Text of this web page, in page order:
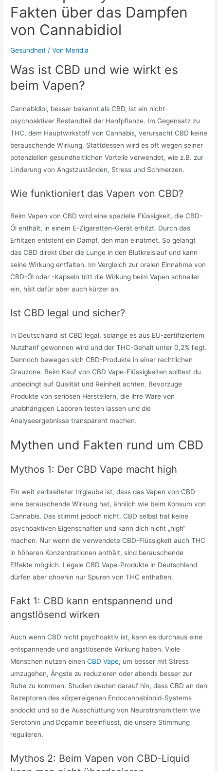
Fakten über das Dampfen
von Cannabidiol
Gesundheit / Von Meridia
Was ist CBD und wie wirkt es
beim Vapen?
Cannabidiol, besser bekannt als CBD, ist ein nicht-
psychoaktiver Bestandteil der Hanfpflanze. Im Gegensatz zu
THC, dem Hauptwirkstoff von Cannabis, verursacht CBD keine
berauschende Wirkung. Stattdessen wird es oft wegen seiner
potenziellen gesundheitlichen Vorteile verwendet, wie z.B. zur
Linderung von Angstzuständen, Stress und Schmerzen.
Wie funktioniert das Vapen von CBD?
Beim Vapen von CBD wird eine spezielle Flüssigkeit, die CBD-
Öl enthält, in einem E-Zigaretten-Gerät erhitzt. Durch das
Erhitzen entsteht ein Dampf, den man einatmet. So gelangt
das CBD direkt über die Lunge in den Blutkreislauf und kann
seine Wirkung entfalten. Im Vergleich zur oralen Einnahme von
CBD-Öl oder -Kapseln tritt die Wirkung beim Vapen schneller
ein, hält dafür aber auch kürzer an.
Ist CBD legal und sicher?
In Deutschland ist CBD legal, solange es aus EU-zertifiziertem
Nutzhanf gewonnen wird und der THC-Gehalt unter 0,2% liegt.
Dennoch bewegen sich CBD-Produkte in einer rechtlichen
Grauzone. Beim Kauf von CBD Vape-Flüssigkeiten solltest du
unbedingt auf Qualität und Reinheit achten. Bevorzuge
Produkte von seriösen Herstellern, die ihre Ware von
unabhängigen Laboren testen lassen und die
Analyseergebnisse transparent machen.
Mythen und Fakten rund um CBD
Mythos 1: Der CBD Vape macht high
Ein weit verbreiteter Irrglaube ist, dass das Vapen von CBD
eine berauschende Wirkung hat, ähnlich wie beim Konsum von
Cannabis. Das stimmt jedoch nicht. CBD selbst hat keine
psychoaktiven Eigenschaften und kann dich nicht „high“
machen. Nur wenn die verwendete CBD-Flüssigkeit auch THC
in höheren Konzentrationen enthält, sind berauschende
Effekte möglich. Legale CBD Vape-Produkte in Deutschland
dürfen aber ohnehin nur Spuren von THC enthalten.
Fakt 1: CBD kann entspannend und
angstlösend wirken
Auch wenn CBD nicht psychoaktiv ist, kann es durchaus eine
entspannende und angstlösende Wirkung haben. Viele
Menschen nutzen einenCBD Vape, um besser mit Stress
umzugehen, Ängste zu reduzieren oder abends besser zur
Ruhe zu kommen. Studien deuten darauf hin, dass CBD an den
Rezeptoren des körpereigenen Endocannabinoid-Systems
andockt und so die Ausschüttung von Neurotransmittern wie
Serotonin und Dopamin beeinflusst, die unsere Stimmung
regulieren.
Mythos 2: Beim Vapen von CBD-Liquid